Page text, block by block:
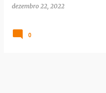
dezembro 22, 2022
0